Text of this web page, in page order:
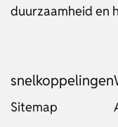
duurzaamheid en
snelkoppelingen
Sitemap